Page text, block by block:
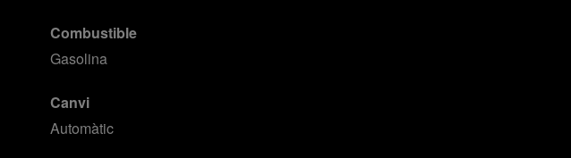
Combustible
Gasolina
Canvi
Automàtic